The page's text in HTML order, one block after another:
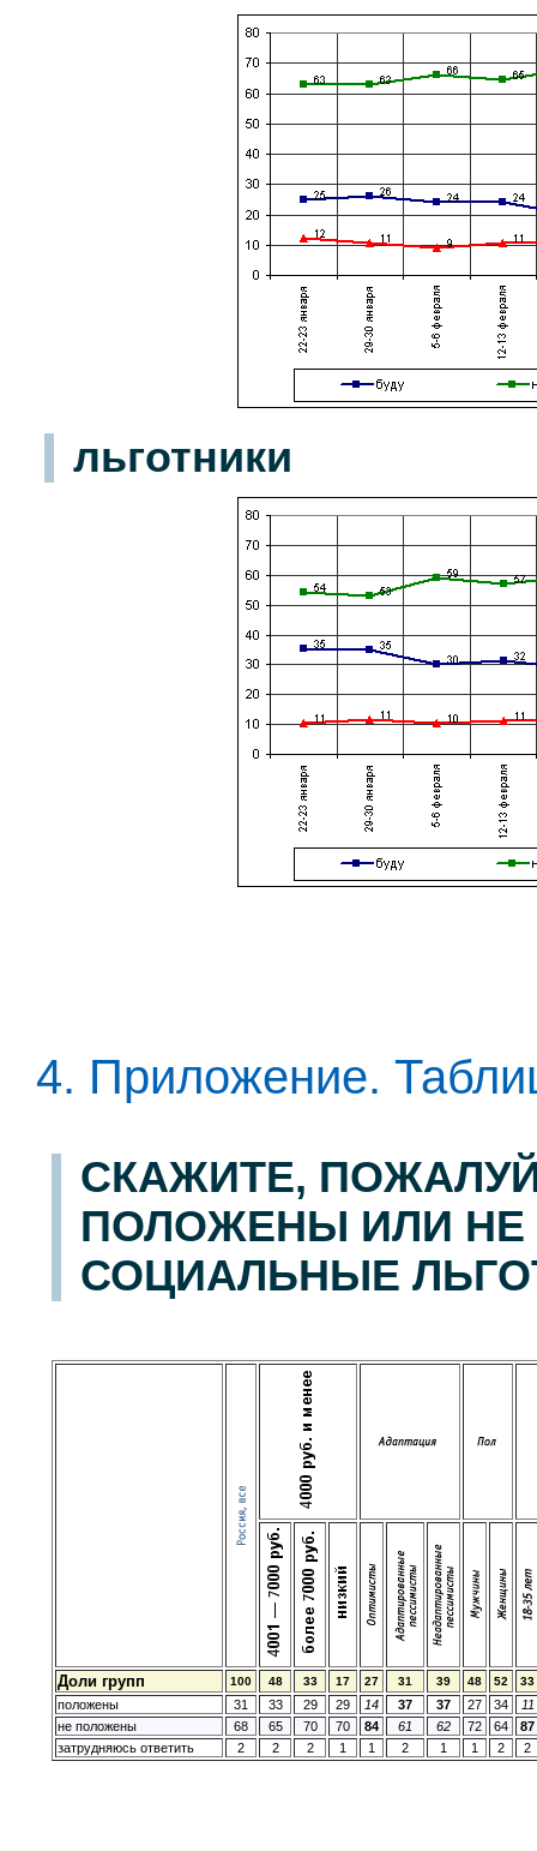
льготники
4. Приложение.
СКАЖИТЕ,
ПОЛОЖЕНЫ ИЛИ
СОЦИАЛЬНЫЕ
Доли групп 100 48 33 17 27 31 39 48 52 33
положены 31 33 29 29 14 37 37 27 34
11
не положены
68 65 70 70 84 61 62 72 64
87
затрудняюсь ответить
2 2 2 1 1 2 1 1 2 2